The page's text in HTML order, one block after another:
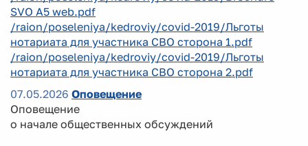
SVO A5 web.pdf
/raion/poseleniya/kedroviy/covid-2019/Льготы
нотариата для участника СВО сторона 1.pdf
/raion/poseleniya/kedroviy/covid-2019/Льготы
нотариата для участника СВО сторона 2.pdf
07.05.2026 Оповещение
Оповещение
о начале общественных обсуждений